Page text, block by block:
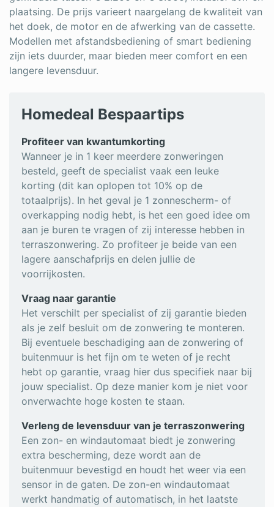
plaatsing. De prijs varieert naargelang de kwaliteit van
het doek, de motor en de afwerking van de cassette.
Modellen met afstandsbediening of smart bediening
zijn iets duurder, maar bieden meer comfort en een
langere levensduur.
Homedeal Bespaartips
Profiteer van kwantumkorting
Wanneer je in 1 keer meerdere zonweringen
besteld, geeft de specialist vaak een leuke
korting (dit kan oplopen tot 10% op de
totaalprijs). In het geval je 1 zonnescherm- of
overkapping nodig hebt, is het een goed idee om
aan je buren te vragen of zij interesse hebben in
terraszonwering. Zo profiteer je beide van een
lagere aanschafprijs en delen jullie de
voorrijkosten.
Vraag naar garantie
Het verschilt per specialist of zij garantie bieden
als je zelf besluit om de zonwering te monteren.
Bij eventuele beschadiging aan de zonwering of
buitenmuur is het fijn om te weten of je recht
hebt op garantie, vraag hier dus specifiek naar bij
jouw specialist. Op deze manier kom je niet voor
onverwachte hoge kosten te staan.
Verleng de levensduur van je terraszonwering
Een zon- en windautomaat biedt je zonwering
extra bescherming, deze wordt aan de
buitenmuur bevestigd en houdt het weer via een
sensor in de gaten. De zon-en windautomaat
werkt handmatig of automatisch, in het laatste